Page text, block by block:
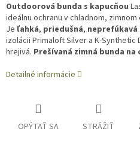
Outdoorová bunda s kapucňou
ideálnu ochranu v chladnom, zimnom
Je ľahká, priedušná, neprefúkavá
izolácii Primaloft Silver a K-Synthetic
hrejivá. Prešívaná zimná bunda
Detailné informácie
OPÝTAŤ SA STRÁŽIŤ